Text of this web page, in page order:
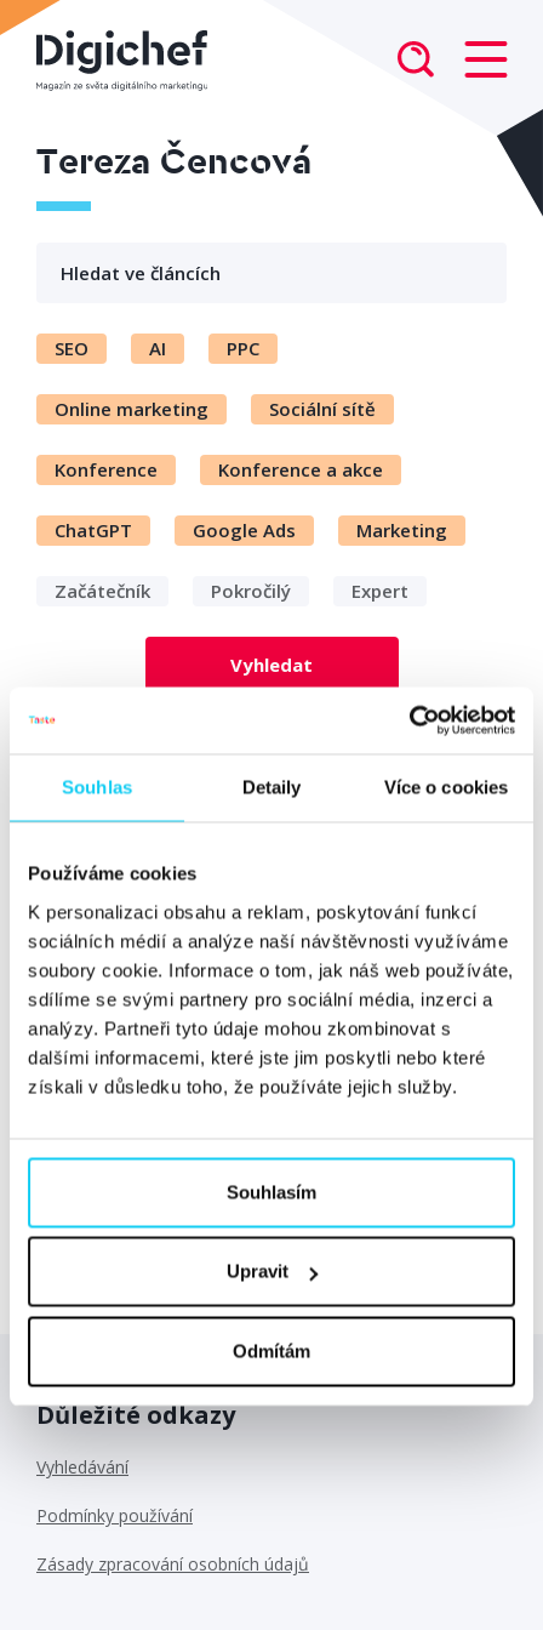
Souhlas Detaily Více o cookies
Používáme cookies
K personalizaci obsahu a reklam, poskytování funkcí
sociálních médií a analýze naší návštěvnosti využíváme
soubory cookie. Informace o tom, jak náš web používáte,
sdílíme se svými partnery pro sociální média, inzerci a
analýzy. Partneři tyto údaje mohou zkombinovat s
dalšími informacemi, které jste jim poskytli nebo které
získali v důsledku toho, že používáte jejich služby.
Souhlasím
Upravit
Odmítám
Tereza Čencová
SEO AI PPC
Online marketing Sociální sítě
Konference Konference a akce
ChatGPT Google Ads Marketing
Začátečník Pokročilý Expert
Vyhledat
„Pro některé je influencer sprosté
Signature
Rozhovor
Dominika Lukášová Marketing
14. 7. 2020
Tereza Čencová online svět nejdříve prozkoumala z
marketing a spolupráci s influencery. Sama přiznává, že
své „influencerství“ aktuálně...Číst dále »
Důležité odkazy
Vyhledávání
Podmínky používání
Zásady zpracování osobních údajů